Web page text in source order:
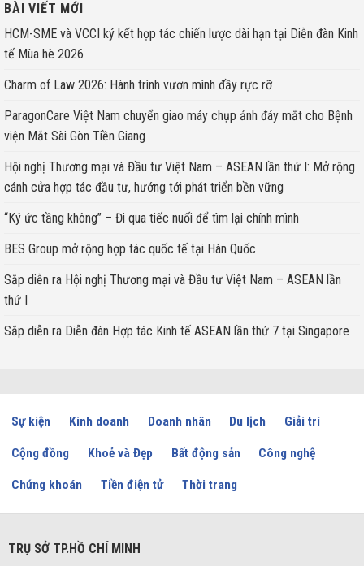
BÀI VIẾT MỚI
HCM-SME và VCCI ký kết hợp tác chiến lược dài hạn tại Diễn đàn Kinh
tế Mùa hè 2026
Charm of Law 2026: Hành trình vươn mình đầy rực rỡ
ParagonCare Việt Nam chuyển giao máy chụp ảnh đáy mắt cho Bệnh
viện Mắt Sài Gòn Tiền Giang
Hội nghị Thương mại và Đầu tư Việt Nam – ASEAN lần thứ I: Mở rộng
cánh cửa hợp tác đầu tư, hướng tới phát triển bền vững
“Ký ức tầng không” – Đi qua tiếc nuối để tìm lại chính mình
BES Group mở rộng hợp tác quốc tế tại Hàn Quốc
Sắp diễn ra Hội nghị Thương mại và Đầu tư Việt Nam – ASEAN lần
thứ I
Sắp diễn ra Diễn đàn Hợp tác Kinh tế ASEAN lần thứ 7 tại Singapore
Sự kiện Kinh doanh Doanh nhân Du lịch Giải trí
Cộng đồng Khoẻ và Đẹp Bất động sản Công nghệ
Chứng khoán Tiền điện tử Thời trang
TRỤ SỞ TP.HỒ CHÍ MINH